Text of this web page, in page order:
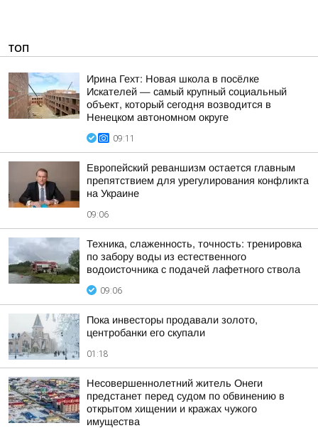
ТОП
Ирина Гехт: Новая школа в посёлке
Искателей — самый крупный социальный
объект, который сегодня возводится в
Ненецком автономном округе
09:11
Европейский реваншизм остается главным
препятствием для урегулирования конфликта
на Украине
09:06
Техника, слаженность, точность: тренировка
по забору воды из естественного
водоисточника с подачей лафетного ствола
09:06
Пока инвесторы продавали золото,
центробанки его скупали
01:18
Несовершеннолетний житель Онеги
предстанет перед судом по обвинению в
открытом хищении и кражах чужого
имущества